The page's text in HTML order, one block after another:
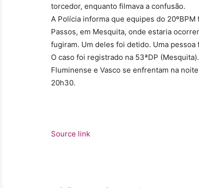
torcedor, enquanto filmava a confusão.
A Polícia informa que equipes do
Passos, em Mesquita, onde estaria
fugiram. Um deles foi detido. Uma
O caso foi registrado na 53ªDP (Mesquita).
Fluminense e Vasco se enfrentam na
20h30.
Source link